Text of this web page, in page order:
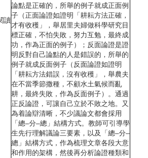
讀
論點是正確的，所舉的例子就成正面例
子（正面論證如證明「耕耘方法正確，
才有收穫」，舉居里夫婦做科學研究目
標正確，不怕失敗，努力互勉，最終成
功，作為正面的例子）；反面論證是證
明反對自己論點的人是錯誤的，所舉的
例子就成反面例子（反面論證如證明
「耕耘方法錯誤，沒有收穫」，舉農夫
在不當季節撒種，不顧水土氣候而亂
耕，最終失敗，作為反面例子）。通過
正反論證，可讓自己立於不敗之地。又
為着論辯清晰，不少議論文都會採用
「總–分–總」結構方式。教師可引導學
生先行理解議論三要素，以及「總–分–
總」結構方式，作為梳理文章各段大意
和作用的架構，然後再分析論證種類和